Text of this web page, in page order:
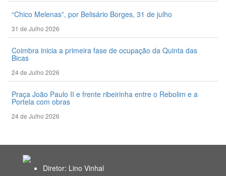
“Chico Melenas”, por Belisário Borges, 31 de julho
31 de Julho 2026
Coimbra inicia a primeira fase de ocupação da Quinta das
Bicas
24 de Julho 2026
Praça João Paulo II e frente ribeirinha entre o Rebolim e a
Portela com obras
24 de Julho 2026
Diretor: Lino Vinhal